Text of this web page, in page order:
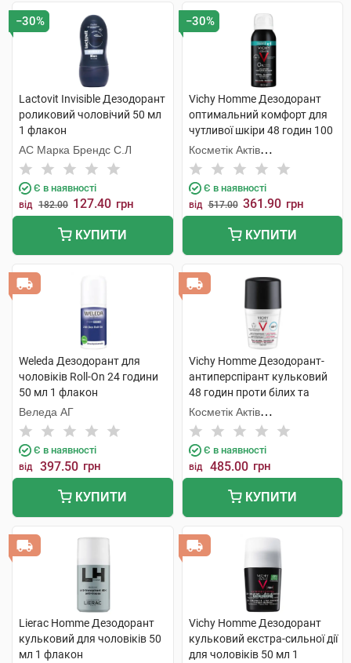
−30%
Lactovit Invisible Дезодорант
роликовий чоловічий 50 мл
1 флакон
АС Марка Брендс С.Л
Є в наявності
від 182.00 127.40 грн
КУПИТИ
−30%
Vichy Homme Дезодорант
оптимальний комфорт для
чутливої шкіри 48 годин 100
мл 1 флакон
Косметік Актів
Інтернаціональ
Є в наявності
від 517.00 361.90 грн
КУПИТИ
Weleda Дезодорант для
чоловіків Roll-On 24 години
50 мл 1 флакон
Веледа АГ
Є в наявності
від 397.50 грн
КУПИТИ
Vichy Homme Дезодорант-
антиперспірант кульковий
48 годин проти білих та
жовтих плям на одязі, для
чоловіків 50 мл 1 флакон
Косметік Актів
Інтернаціональ
Є в наявності
від 485.00 грн
КУПИТИ
Lierac Homme Дезодорант
кульковий для чоловіків 50
мл 1 флакон
Vichy Homme Дезодорант
кульковий екстра-сильної дії
для чоловіків 50 мл 1